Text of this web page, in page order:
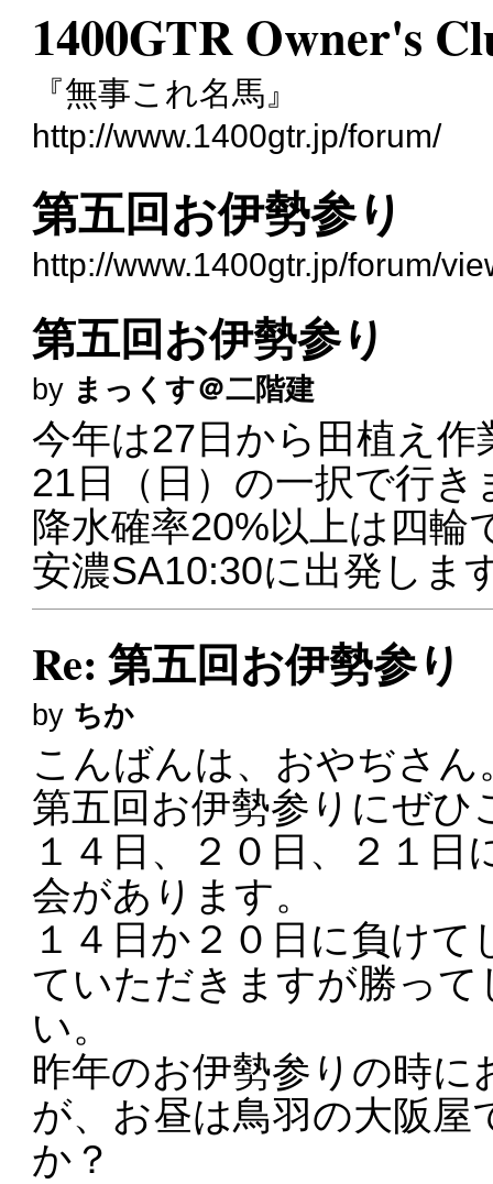
1400GTR Owner's
『無事これ名馬』
http://www.1400gtr.jp/forum/
第五回お伊勢参り
http://www.1400gtr.jp/forum/
第五回お伊勢参り
by まっくす＠二階建
今年は27日から田植え
21日（日）の一択で行き
降水確率20%以上は四輪
安濃SA10:30に出発しま
Re: 第五回お伊勢参り
by ちか
こんばんは、おやぢさん
第五回お伊勢参りにぜ
１４日、２０日、２１
会があります。
１４日か２０日に負け
ていただきますが勝っ
い。
昨年のお伊勢参りの時
が、お昼は鳥羽の大阪
か？